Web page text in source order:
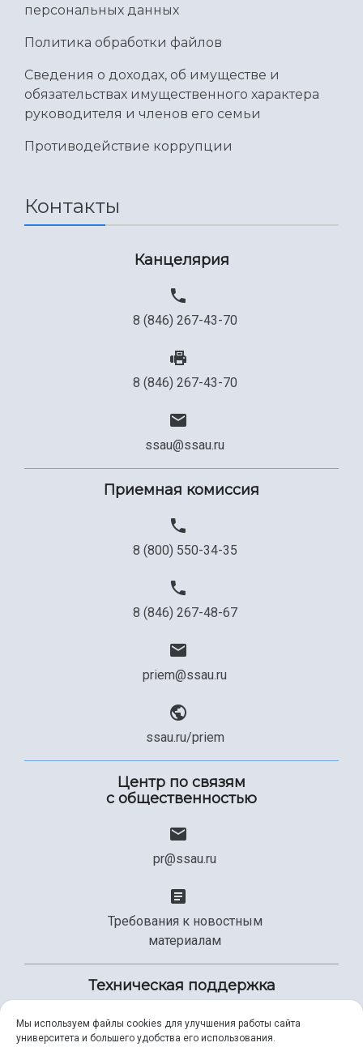
персональных данных
Политика обработки файлов
Сведения о доходах, об имуществе и
обязательствах имущественного характера
руководителя и членов его семьи
Противодействие коррупции
Контакты
Канцелярия
8 (846) 267-43-70
8 (846) 267-43-70
ssau@ssau.ru
Приемная комиссия
8 (800) 550-34-35
8 (846) 267-48-67
priem@ssau.ru
ssau.ru/priem
Центр по связям
с общественностью
pr@ssau.ru
Требования к новостным
материалам
Техническая поддержка
Мы используем файлы cookies для улучшения работы сайта
университета и большего удобства его использования.